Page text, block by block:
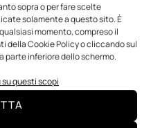
sopra o per fare scelte
solamente a questo sito. È
momento, compreso il
della Cookie Policy o cliccando sul
parte inferiore dello schermo.
su questi scopi
potenziali sensori per i
da una pinza all’altra